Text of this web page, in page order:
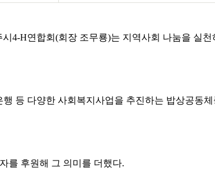
4-H연합회(회장 조무룡)는 지역사회 나눔을 실
등 다양한 사회복지사업을 추진하는 밥상공동
를 후원해 그 의미를 더했다.